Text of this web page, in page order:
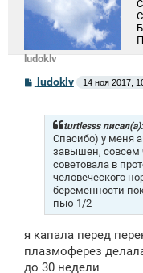
ludoklv
С
о
ludoklv 14 ноя 2017,
turtlesss писал(а):
Спасибо) у меня
завышен, совсем
советовала в
человеческого
беременности
пью 1/2
я капала перед
плазмоферез
до 30 недели